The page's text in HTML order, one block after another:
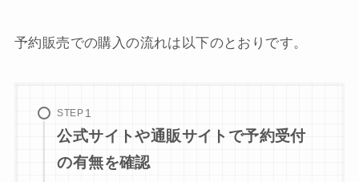
予約販売での購入の流れは以下のとおりです。
STEP
公式サイトや通販サイトで予約受付
の有無を確認